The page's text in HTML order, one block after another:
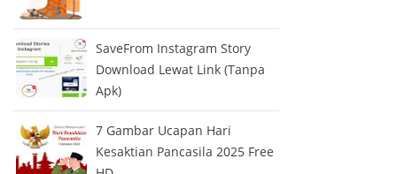
SaveFrom Instagram Story
Download Lewat Link (Tanpa
Apk)
7 Gambar Ucapan Hari
Kesaktian Pancasila 2025 Free